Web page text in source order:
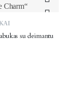
su deimantu